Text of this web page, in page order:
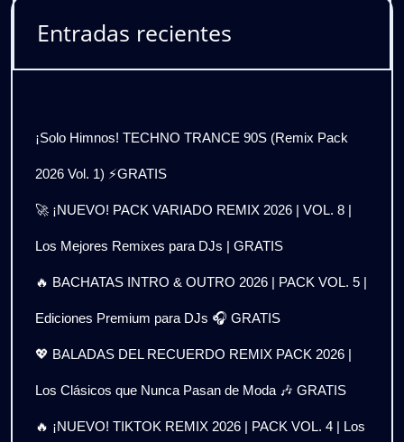
Entradas recientes
¡Solo Himnos! TECHNO TRANCE 90S (Remix Pack
2026 Vol. 1) ⚡GRATIS
🚀 ¡NUEVO! PACK VARIADO REMIX 2026 | VOL. 8 |
Los Mejores Remixes para DJs | GRATIS
🔥 BACHATAS INTRO & OUTRO 2026 | PACK VOL. 5 |
Ediciones Premium para DJs 🎧 GRATIS
💖 BALADAS DEL RECUERDO REMIX PACK 2026 |
Los Clásicos que Nunca Pasan de Moda 🎶 GRATIS
🔥 ¡NUEVO! TIKTOK REMIX 2026 | PACK VOL. 4 | Los